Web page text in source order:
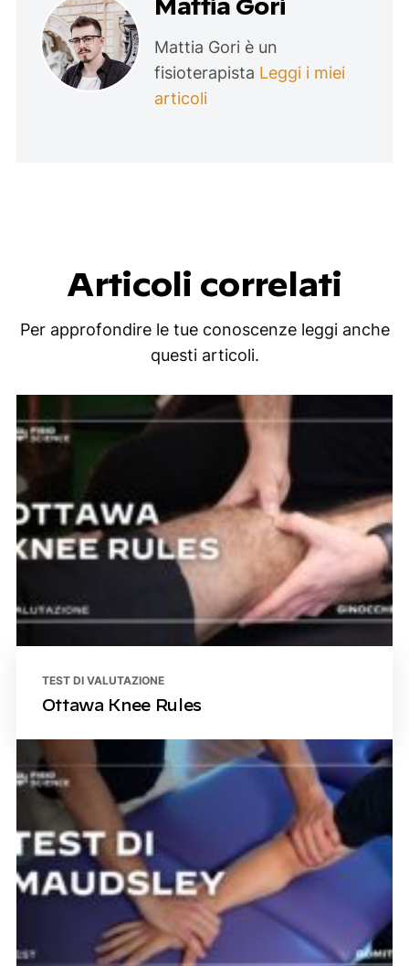
Mattia Gori
Mattia Gori è un
fisioterapista Leggi i miei
articoli
Articoli correlati
Per approfondire le tue conoscenze leggi anche
questi articoli.
TEST DI VALUTAZIONE
Ottawa Knee Rules